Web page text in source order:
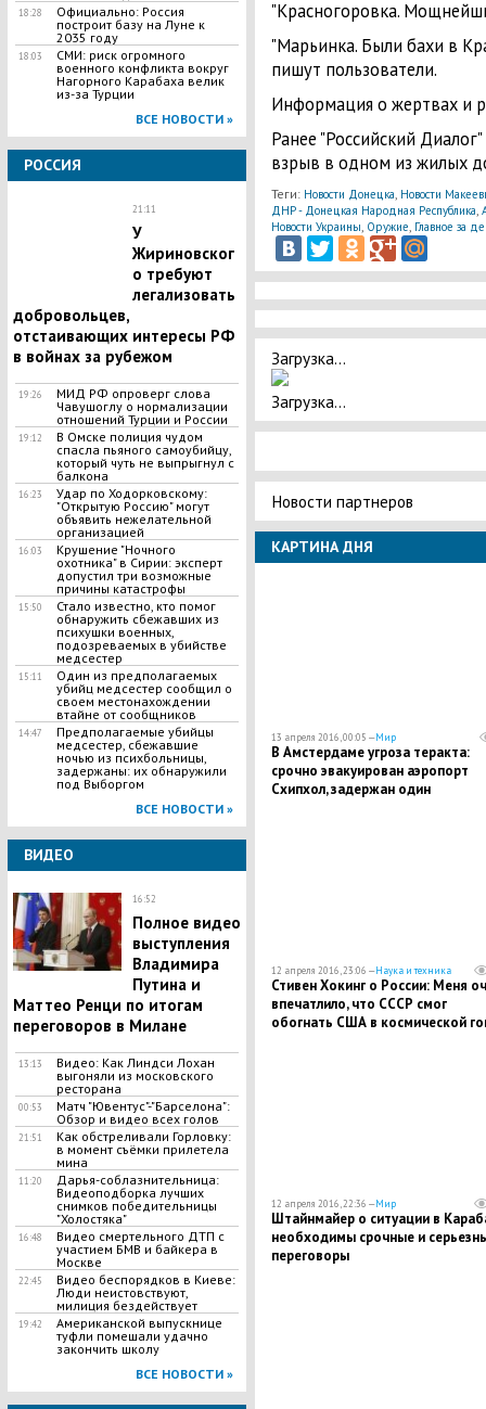
18:28
Официально: Россия
построит базу на Луне к
2035 году
18:03
СМИ: риск огромного
военного конфликта вокруг
Нагорного Карабаха велик
из-за Турции
ВСЕ НОВОСТИ »
РОССИЯ
21:11
У
Жириновског
о требуют
легализовать
добровольцев,
отстаивающих интересы РФ
в войнах за рубежом
19:26
МИД РФ опроверг слова
Чавушоглу о нормализации
отношений Турции и России
19:12
В Омске полиция чудом
спасла пьяного самоубийцу,
который чуть не выпрыгнул с
балкона
16:23
Удар по Ходорковскому:
"Открытую Россию" могут
объявить нежелательной
организацией
16:03
Крушение "Ночного
охотника" в Сирии: эксперт
допустил три возможные
причины катастрофы
15:50
Стало известно, кто помог
обнаружить сбежавших из
психушки военных,
подозреваемых в убийстве
медсестер
15:11
Один из предполагаемых
убийц медсестер сообщил о
своем местонахождении
втайне от сообщников
14:47
Предполагаемые убийцы
медсестер, сбежавшие
ночью из психбольницы,
задержаны: их обнаружили
под Выборгом
ВСЕ НОВОСТИ »
ВИДЕО
16:52
Полное видео
выступления
Владимира
Путина и
Маттео Ренци по итогам
переговоров в Милане
13:13
Видео: Как Линдси Лохан
выгоняли из московского
ресторана
00:53
Матч "Ювентус"-"Барселона":
Обзор и видео всех голов
21:51
Как обстреливали Горловку:
в момент съёмки прилетела
мина
11:20
Дарья-соблазнительница:
Видеоподборка лучших
снимков победительницы
"Холостяка"
16:48
Видео смертельного ДТП с
участием БМВ и байкера в
Москве
22:45
Видео беспорядков в Киеве:
Люди неистовствуют,
милиция бездействует
19:42
Американской выпускнице
туфли помешали удачно
закончить школу
ВСЕ НОВОСТИ »
"Красногоровка.
"Марьинка. Были бахи в
пишут пользователи.
Информация о жертвах и
Ранее "Российский Диалог"
взрыв в одном из жилых
Теги: Новости Донецка Новости
ДНР - Донецкая Народная Республика
Новости Украины Оружие Главное за
Загрузка...
Загрузка...
Новости партнеров
КАРТИНА ДНЯ
13 апреля 2016, 00:05 —Мир
В Амстердаме угроза теракта:
срочно эвакуирован аэропорт
Схипхол, задержан один
12 апреля 2016, 23:06 —Наука и техника
Стивен Хокинг о России: Меня
впечатлило, что СССР смог
обогнать США в космической
12 апреля 2016, 22:36 —Мир
Штайнмайер о ситуации в
необходимы срочные и
переговоры